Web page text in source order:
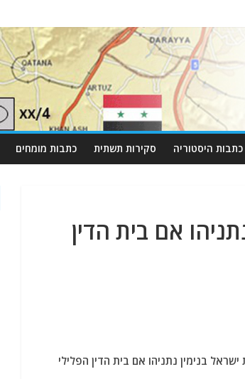
כתבות היסטוריה סקירות תשתית כתבות מומחים
אם בית הדין
בנימין נתניהו אם בית הדין הפלילי